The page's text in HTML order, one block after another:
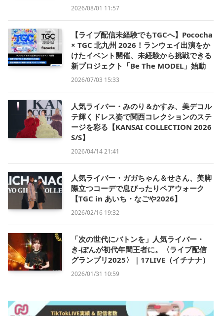
2026/08/01 11:57
【ライブ配信未経験でもTGCへ】Pococha
× TGC 北九州 2026！ランウェイ出演をか
けたイベント開催、未経験から挑戦できる
新プロジェクト「Be The MODEL」始動
2026/07/03 15:33
人気ライバー・みのり＆かすみ、美デコル
テ輝くドレス姿で関西コレクションのステ
ージを彩る【KANSAI COLLECTION 2026
S/S】
2026/04/14 21:41
人気ライバー・ガガちゃん＆せさん、美脚
際立つコーデで息ぴったりペアウォーク
【TGC in あいち・なごや2026】
2026/02/16 19:32
「次の世代にバトンを」人気ライバー・
き-ぽんが初代年間王者に。〈ライブ配信
グランプリ2025〉｜17LIVE（イチナナ）
2026/01/31 10:59